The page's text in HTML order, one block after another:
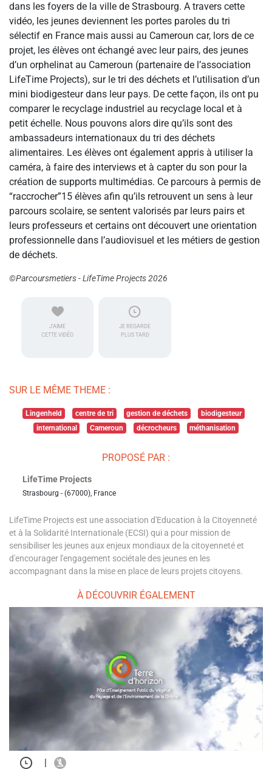
dans les foyers de la ville de Strasbourg. A travers cette
vidéo, les jeunes deviennent les portes paroles du tri
sélectif en France mais aussi au Cameroun car, lors de ce
projet, les élèves ont échangé avec leur pairs, des jeunes
d’un orphelinat au Cameroun (partenaire de l’association
LifeTime Projects), sur le tri des déchets et l’utilisation d’un
mini biodigesteur dans leur pays. De cette façon, ils ont pu
comparer le recyclage industriel au recyclage local et à
petit échelle. Nous pouvons alors dire qu’ils sont des
ambassadeurs internationaux du tri des déchets
alimentaires. Les élèves ont également appris à utiliser la
caméra, à faire des interviews et à capter du son pour la
création de supports multimédias. Ce parcours à permis de
“raccrocher”15 élèves afin qu’ils retrouvent un sens à leur
parcours scolaire, se sentent valorisés par leurs pairs et
leurs professeurs et certains ont découvert une orientation
professionnelle dans l’audiovisuel et les métiers de gestion
de déchets.
©Parcoursmetiers - LifeTime Projects 2026
J'AIME
CETTE VIDÉO
JE REGARDE
PLUS TARD
SUR LE MÊME THEME :
Lingenheld centre de tri gestion de déchets
biodigesteur
international
Cameroun décrocheurs méthanisation
PROPOSÉ PAR :
LifeTime Projects
Strasbourg - (67000), France
LifeTime Projects est une association d'Education à la Citoyenneté
et à la Solidarité Internationale (ECSI) qui a pour mission de
sensibiliser les jeunes aux enjeux mondiaux de la citoyenneté et
d'encourager l'engagement sociétale des jeunes en les
accompagnant dans la mise en place de leurs projets citoyens.
À DÉCOUVRIR ÉGALEMENT
|